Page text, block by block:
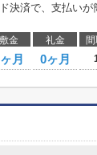
決済で、支払い
敷金 礼金 間
月 0ヶ月